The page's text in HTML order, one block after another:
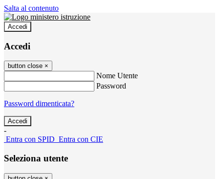
Salta al contenuto
Accedi
Accedi
button close ×
Nome Utente
Password
Password dimenticata?
-
Entra con SPID Entra con CIE
Seleziona utente